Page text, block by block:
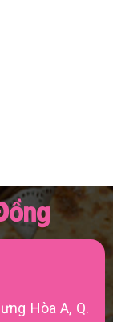
Hòa A, Q.